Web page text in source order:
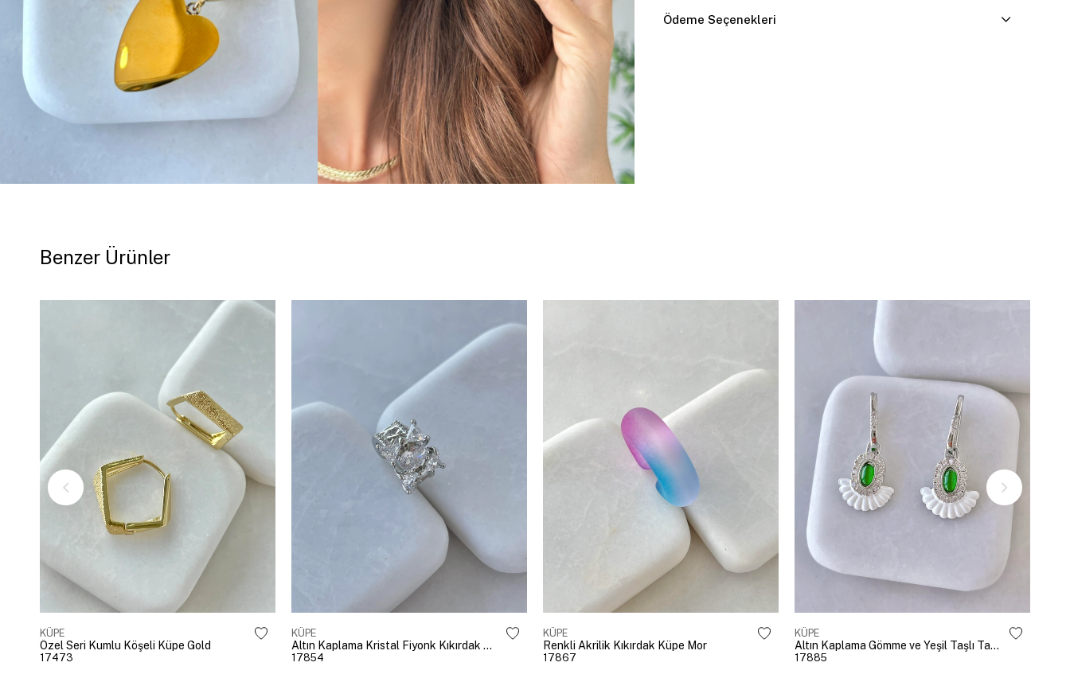
Ödeme Seçenekleri
Benzer Ürünler
KÜPE
Özel Seri Kumlu Köşeli Küpe Gold
17473
KÜPE
Altın Kaplama Kristal Fiyonk Kıkırdak Küpe Gümüş
17854
KÜPE
Renkli Akrilik Kıkırdak Küpe Mor
17867
KÜPE
Altın Kaplama Gömme ve Yeşil Taşlı Tasarım Küpe Gümüş
17885